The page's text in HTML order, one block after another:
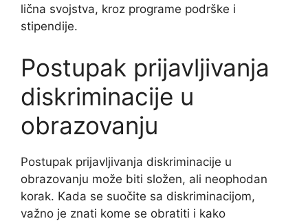
lična svojstva, kroz programe podrške i
stipendije.
Postupak prijavljivanja
diskriminacije u
obrazovanju
Postupak prijavljivanja diskriminacije u
obrazovanju može biti složen, ali neophodan
korak. Kada se suočite sa diskriminacijom,
važno je znati kome se obratiti i kako